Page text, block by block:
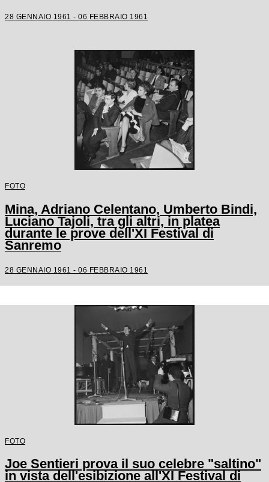
28 GENNAIO 1961 - 06 FEBBRAIO 1961
FOTO
Mina, Adriano Celentano, Umberto Bindi,
Luciano Tajoli, tra gli altri, in platea
durante le prove dell'XI Festival di
Sanremo
28 GENNAIO 1961 - 06 FEBBRAIO 1961
FOTO
Joe Sentieri prova il suo celebre "saltino"
in vista dell'esibizione all'XI Festival di